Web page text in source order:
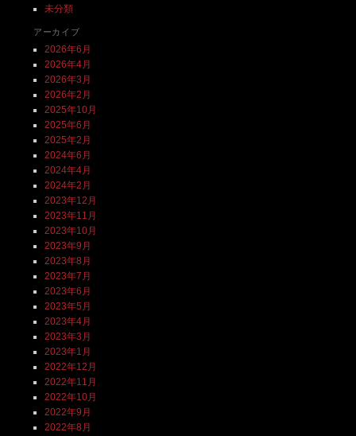
未分類
アーカイブ
2026年6月
2026年4月
2026年3月
2026年2月
2025年10月
2025年6月
2025年2月
2024年6月
2024年4月
2024年2月
2023年12月
2023年11月
2023年10月
2023年9月
2023年8月
2023年7月
2023年6月
2023年5月
2023年4月
2023年3月
2023年1月
2022年12月
2022年11月
2022年10月
2022年9月
2022年8月